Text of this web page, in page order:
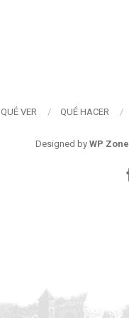
QUÉ VER QUÉ HACER
Designed by WP Zone